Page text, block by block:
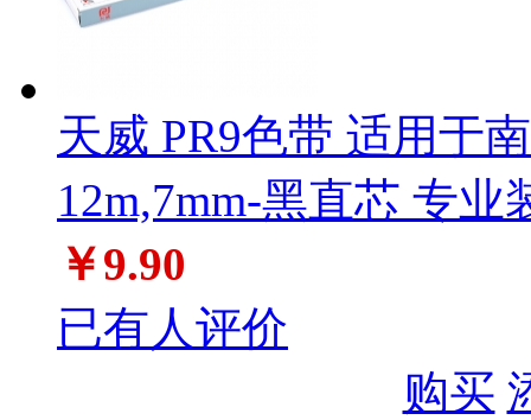
天威 PR9色带 适用于
12m,7mm-黑直芯 专业
￥9.90
已有人评价
购买